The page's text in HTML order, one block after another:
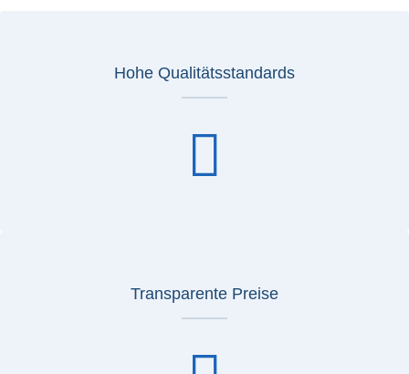
Hohe Qualitätsstandards
Transparente Preise